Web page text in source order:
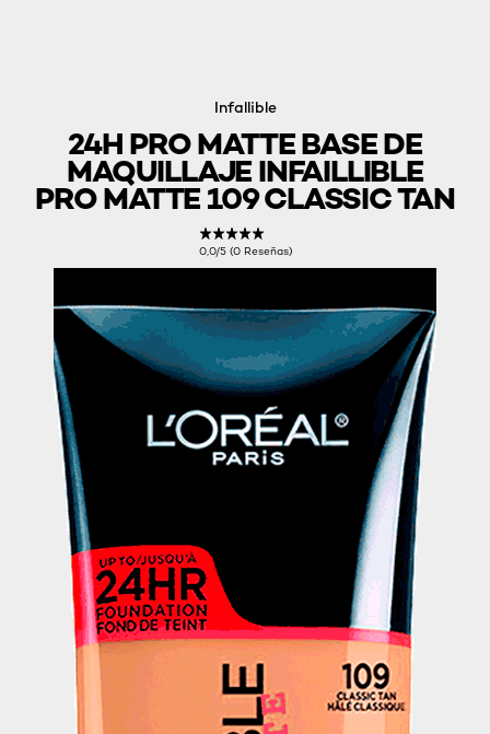
Infallible
24H PRO MATTE BASE DE
MAQUILLAJE INFAILLIBLE
PRO MATTE 109 CLASSIC TAN
0,0/5 (0 Reseñas)